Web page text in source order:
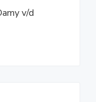
v/d